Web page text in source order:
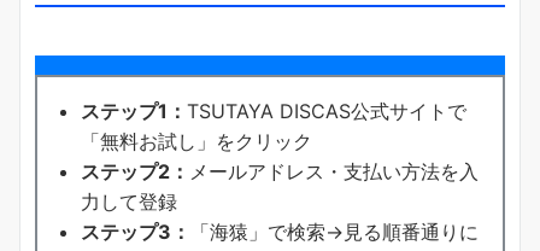
ステップ1： TSUTAYA DISCAS公式サイトで
「無料お試し」をクリック
ステップ2： メールアドレス・支払い方法を入
力して登録
ステップ3：
「海猿」で検索→見る順番通りに